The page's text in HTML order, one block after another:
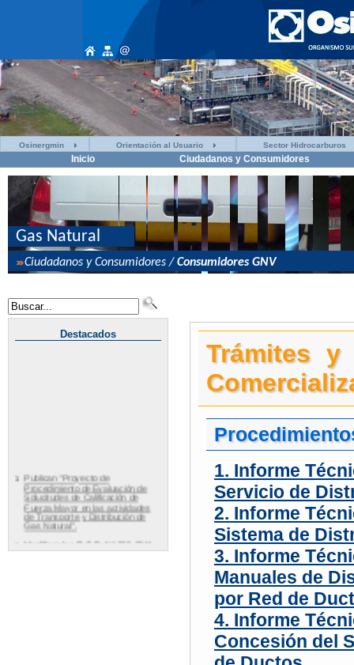
Osinergmin Orientación al Usuario Sector Hidrocarburos
Inicio Ciudadanos y Consumidores